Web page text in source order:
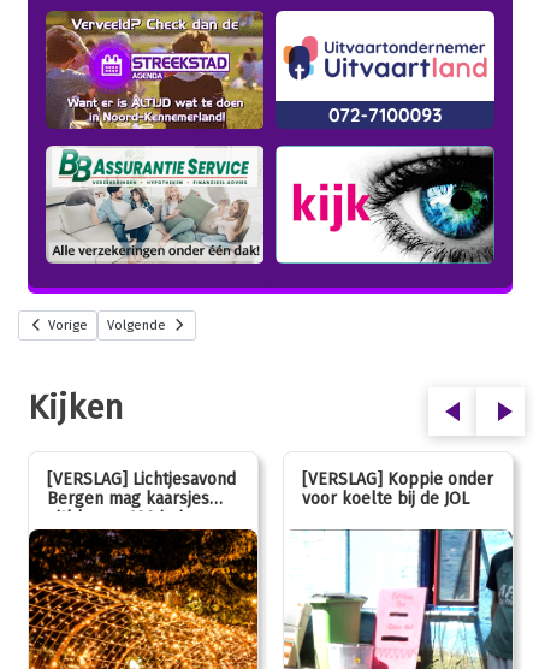
Vorige Volgende
Kijken
[VERSLAG] Lichtjesavond
Bergen mag kaarsjes
uitblazen: 100 jarig
jubileum!
[VERSLAG] Koppie onder
voor koelte bij de JOL